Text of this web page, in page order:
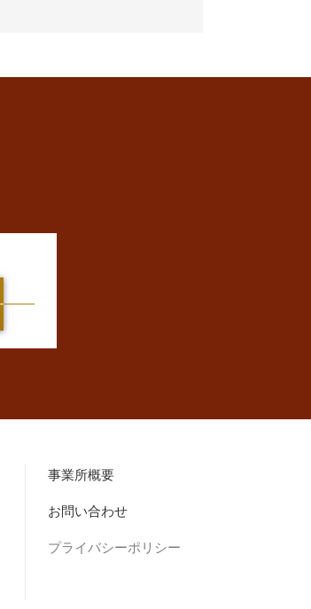
事業所概要
お問い合わせ
プライバシーポリシー